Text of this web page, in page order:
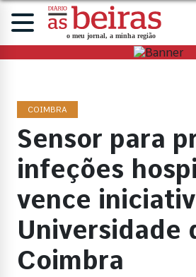
COIMBRA
Sensor para
infeções
vence
Universidade
Coimbra